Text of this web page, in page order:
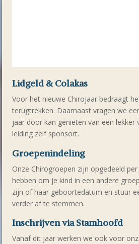
Lidgeld & Colakas
Voor het nieuwe Chirojaar bedraagt
terugtrekken. Daarnaast vragen we
jaar door kan genieten van een
leiding zelf sponsort.
Groepenindeling
Onze Chirogroepen zijn opgedeeld
hebben om je kind in een andere
zijn of haar geboortedatum en stuur
verder af te stemmen.
Inschrijven via Stamhoofd
Vanaf dit jaar werken we ook voor